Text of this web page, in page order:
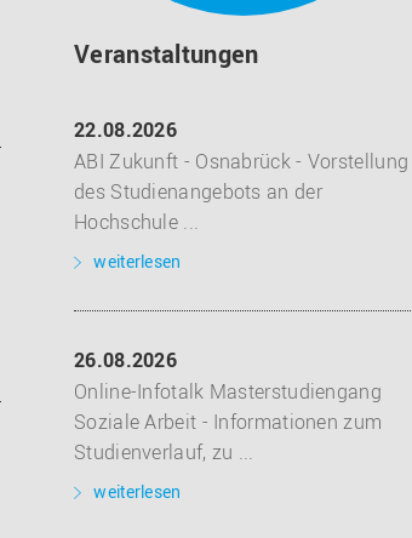
Veranstaltungen
22.08.2026
ABI Zukunft - Osnabrück - Vorstellung
des Studienangebots an der
Hochschule ...
weiterlesen
26.08.2026
Online-Infotalk Masterstudiengang
Soziale Arbeit - Informationen zum
Studienverlauf, zu ...
weiterlesen